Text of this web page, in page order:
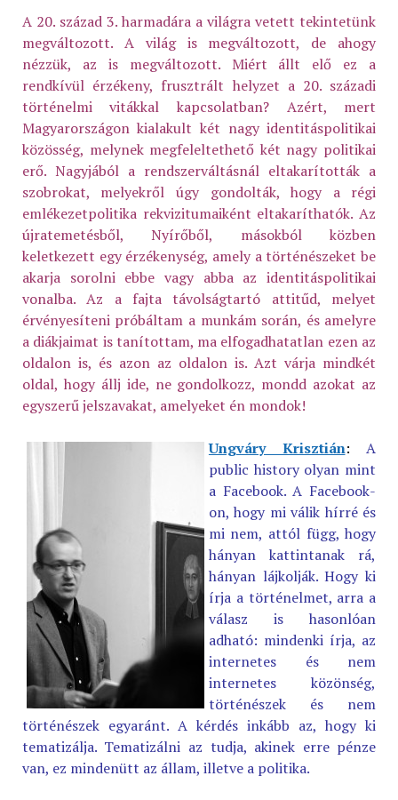
A 20. század 3. harmadára a világra vetett tekintetünk
megváltozott. A világ is megváltozott, de ahogy
nézzük, az is megváltozott. Miért állt elő ez a
rendkívül érzékeny, frusztrált helyzet a 20. századi
történelmi vitákkal kapcsolatban? Azért, mert
Magyarországon kialakult két nagy identitáspolitikai
közösség, melynek megfeleltethető két nagy politikai
erő. Nagyjából a rendszerváltásnál eltakarították a
szobrokat, melyekről úgy gondolták, hogy a régi
emlékezetpolitika rekvizitumaiként eltakaríthatók. Az
újratemetésből, Nyírőből, másokból közben
keletkezett egy érzékenység, amely a történészeket be
akarja sorolni ebbe vagy abba az identitáspolitikai
vonalba. Az a fajta távolságtartó attitűd, melyet
érvényesíteni próbáltam a munkám során, és amelyre
a diákjaimat is tanítottam, ma elfogadhatatlan ezen az
oldalon is, és azon az oldalon is. Azt várja mindkét
oldal, hogy állj ide, ne gondolkozz, mondd azokat az
egyszerű jelszavakat, amelyeket én mondok!
Ungváry Krisztián:A
public history olyan mint
a Facebook. A Facebook-
on, hogy mi válik hírré és
mi nem, attól függ, hogy
hányan kattintanak rá,
hányan lájkolják. Hogy ki
írja a történelmet, arra a
válasz is hasonlóan
adható: mindenki írja, az
internetes és nem
internetes közönség,
történészek és nem
történészek egyaránt. A kérdés inkább az, hogy ki
tematizálja. Tematizálni az tudja, akinek erre pénze
van, ez mindenütt az állam, illetve a politika.